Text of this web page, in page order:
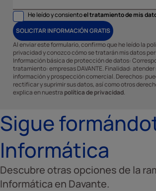
He leído y consientoel tratamiento de mis
SOLICITAR INFORMACIÓN GRATIS
Al enviar este formulario, confirmo que he leído la
privacidad y conozco cómo se tratarán mis datos
Información básica de protección de datos:
tratamiento: empresas DAVANTE. Finalidad:
información y prospección comercial. Derechos:
rectificar y suprimir sus datos, así como otros
explica en nuestra política de privacidad.
Sigue
Informática
Descubre otras opciones de la
Informática en Davante.